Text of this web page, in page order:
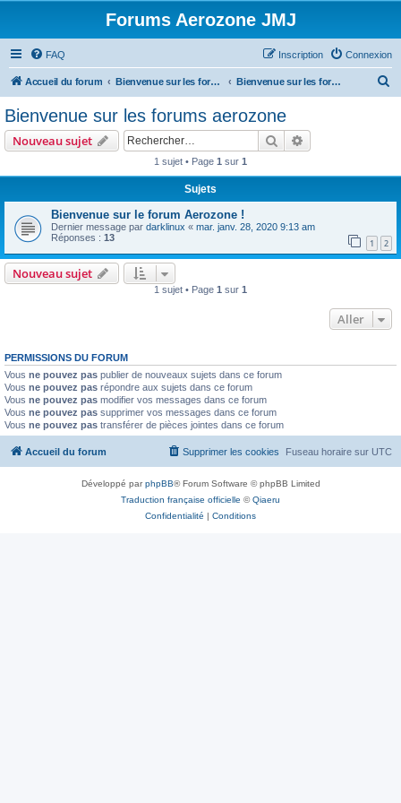
Forums Aerozone JMJ
FAQ Connexion
Inscription
Accueil du forum Bienvenue sur les forums Aerozone! Bienvenue sur les forums aerozone
e
Bienvenue sur les forums aerozone
Nouveau sujet Rechercher
1 sujet • Page 1 sur 1
Sujets
Bienvenue sur le forum Aerozone !
Dernier message par darklinux « mar. janv. 28, 2020 9:13 am
Réponses : 13 1 2
Nouveau sujet
1 sujet • Page 1 sur 1
Aller
PERMISSIONS DU FORUM
Vous ne pouvez pas publier de nouveaux sujets dans ce forum
Vous ne pouvez pas répondre aux sujets dans ce forum
Vous ne pouvez pas modifier vos messages dans ce forum
Vous ne pouvez pas supprimer vos messages dans ce forum
Vous ne pouvez pas transférer de pièces jointes dans ce forum
Accueil du forum Fuseau horaire sur UTC
Supprimer les cookies
Développé parphpBB® Forum Software © phpBB Limited
Traduction française officielle ©Qiaeru
Confidentialité | Conditions